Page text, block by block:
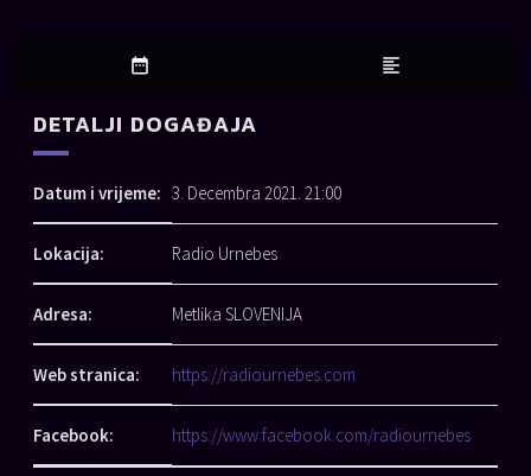
date_range format_align_left
DETALJI DOGAĐAJA
Datum i vrijeme: 3. Decembra 2021. 21:00
Lokacija: Radio Urnebes
Adresa: Metlika SLOVENIJA
Web stranica: https://radiournebes.com
Facebook: https://www.facebook.com/radiournebes